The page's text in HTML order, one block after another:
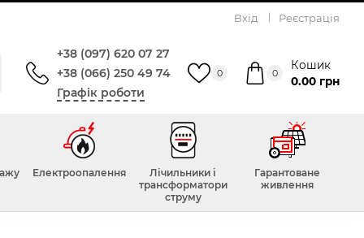
Вхід Реєстрація
+38 (097) 620 07 27
+38 (066) 250 49 74
Графік роботи
0 0
Кошик
0.00 грн
Електроопалення
Лічильники і
трансформатори
струму
Гарантоване
живлення